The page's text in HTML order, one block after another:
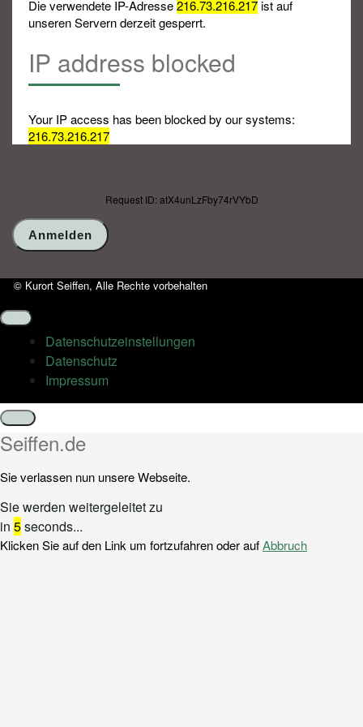
Die verwendete IP-Adresse216.73.216.217ist auf
unseren Servern derzeit gesperrt.
IP address blocked
Your IP access has been blocked by our systems:
216.73.216.217
Request ID: atX4unLzFby74rVYbD
© Kurort Seiffen, Alle Rechte vorbehalten
Datenschutz­einstellungen
Datenschutz
Impressum
Schließen
Seiffen.de
Sie verlassen nun unsere Webseite.
Sie werden weitergeleitet zu
in 5seconds...
Klicken Sie auf den Link um fortzufahren oder aufAbbruch